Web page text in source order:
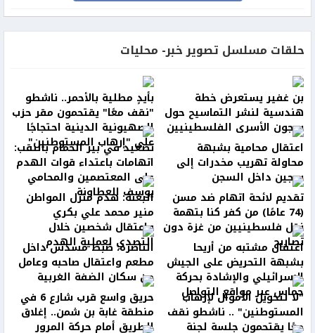
حلقات مسلسل تصوير خبر- محليات
بن غفير يستعرض خطة
هندسية لنشر التماسيح حول
سجون الأسرى الفلسطينيين
بأيدٍ مطلية بالأحمر.. ناشطو
"نقف معًا" يقتحمون مقر حزب
الصهيونية الدينية احتجاجًا
على "إرهاب المستوطنين" اعتقال محامية بشبهة
محاولة تهريب مخدرات إلى
سجين داخل السجن
تصعيد في بير الحمام بالنقب:
اتهامات باعتداء قوات الهدم
على المعتصمين والمحامي
يوسف العطاونة تقديم لائحة اتهام ضد مسن
(74 عامًا) من كفر كنا بتهمة
نقل فلسطينيين من غزة دون
تصاريح
البعنة: هدم منزل المواطن
منير محمد علي بكري
واعتقال شخصين خلال
التصدي لعملية الهدم اعتقال مشتبه من أريحا
بشبهة التحريض على الجيش
الإسرائيلي والإشادة بحركة
حماس عبر مواقع التواصل
الناصرة: ضبط مسدس داخل
مطعم واعتقال صاحبه وعامل
من سكان الضفة الغربية
"لا لتحويل الأموال لإرهاب
المستوطنين" .. ناشطو نقف
معًا يقتحمون جلسة لجنة
حريق واسع قرب شارع 6 في
منطقة غابة بن شمن.. إغلاق
الطريق أمام حركة المرور